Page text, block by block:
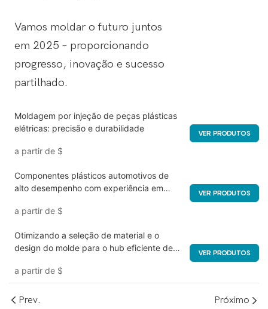
Vamos moldar o futuro juntos
em 2025 – proporcionando
progresso, inovação e sucesso
partilhado.
Moldagem por injeção de peças plásticas
elétricas: precisão e durabilidade
a partir de $
VER PRODUTOS
Componentes plásticos automotivos de
alto desempenho com experiência em
a partir de $
VER PRODUTOS
Otimizando a seleção de material e o
design do molde para o hub eficiente de
a partir de $
VER PRODUTOS
Prev. Próximo